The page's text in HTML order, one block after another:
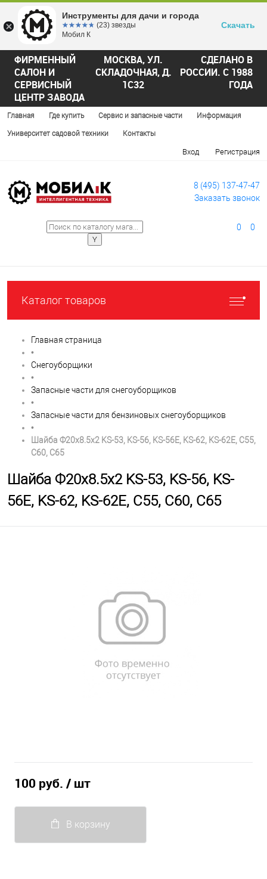
ФИРМЕННЫЙ
САЛОН И
СЕРВИСНЫЙ
ЦЕНТР ЗАВОДА
МОСКВА, УЛ.
СКЛАДОЧНАЯ, Д.
1С32
СДЕЛАНО В
РОССИИ. С 1988
ГОДА
Главная Где купить Сервис и запасные части Информация
Университет садовой техники Контакты
Вход Регистрация
8 (495) 137-47-47
Заказать звонок
0 0
Каталог товаров
Главная страница
•
Снегоуборщики
•
Запасные части для снегоуборщиков
•
Запасные части для бензиновых снегоуборщиков
•
Шайба Ф20х8.5х2 KS-53, KS-56, KS-56E, KS-62, KS-62E, C55,
С60, C65
Шайба Ф20х8.5х2 KS-53, KS-56, KS-
56E, KS-62, KS-62E, C55, С60, C65
100 руб. / шт
В корзину
Инструменты для дачи и города
☆☆☆☆☆
★★★★★ (23) звезды
Мобил К
Скачать